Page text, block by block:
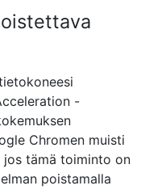
-
Chromen muisti
jos tämä toiminto on
poistamalla